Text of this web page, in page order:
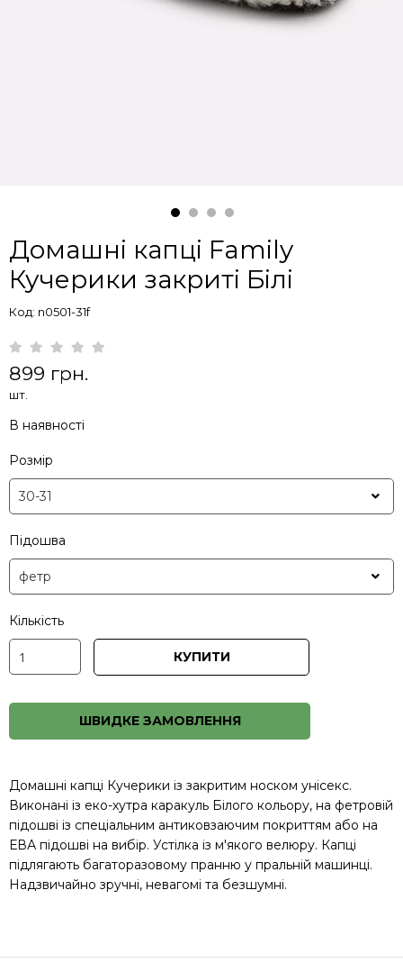
Домашні капці Family
Кучерики закриті Білі
Код: n0501-31f
899 грн.
шт.
В наявності
Розмір
Підошва
Кількість
КУПИТИ
ШВИДКЕ ЗАМОВЛЕННЯ
Домашні капці Кучерики із закритим носком унісекс.
Виконані із еко-хутра каракуль Білого кольору, на фетровій
підошві із спеціальним антиковзаючим покриттям або на
ЕВА підошві на вибір. Устілка із м'якого велюру. Капці
підлягають багаторазовому пранню у пральній машинці.
Надзвичайно зручні, невагомі та безшумні.